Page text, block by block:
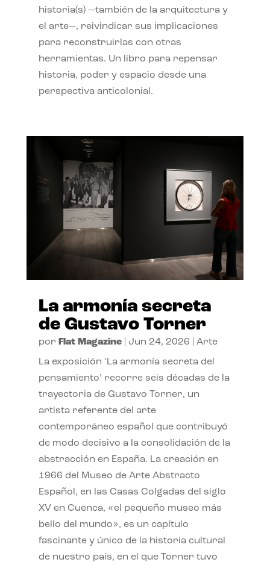
historia(s) —también de la arquitectura y
el arte—, reivindicar sus implicaciones
para reconstruirlas con otras
herramientas. Un libro para repensar
historia, poder y espacio desde una
perspectiva anticolonial.
La armonía secreta
de Gustavo Torner
por Flat Magazine| Jun 24, 2026 Arte
La exposición ‘La armonía secreta del
pensamiento’ recorre seis décadas de la
trayectoria de Gustavo Torner, un
artista referente del arte
contemporáneo español que contribuyó
de modo decisivo a la consolidación de la
abstracción en España. La creación en
1966 del Museo de Arte Abstracto
Español, en las Casas Colgadas del siglo
XV en Cuenca, «el pequeño museo más
bello del mundo», es un capítulo
fascinante y único de la historia cultural
de nuestro país, en el que Torner tuvo